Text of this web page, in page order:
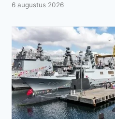
6 augustus 2026